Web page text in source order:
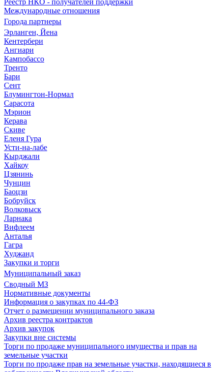
Реестр НКО - получателей поддержки
Международные отношения
Города партнеры
Эрланген, Йена
Кентербери
Ангиари
Кампобассо
Тренто
Бари
Сент
Блумингтон-Нормал
Сарасота
Мэрион
Керава
Скиве
Еленя Гура
Усти-на-лабе
Кырджали
Хайкоу
Цзянинь
Чунцин
Баоцзи
Бобруйск
Волковыск
Ларнака
Вифлеем
Анталья
Гагра
Худжанд
Закупки и торги
Муниципальный заказ
Сводный МЗ
Нормативные документы
Информация о закупках по 44-ФЗ
Отчет о размещении муниципального заказа
Архив реестра контрактов
Архив закупок
Закупки вне системы
Торги по продаже муниципального имущества и прав на
земельные участки
Торги по продаже прав на земельные участки, находящиеся в